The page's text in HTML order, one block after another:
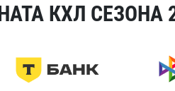
КХЛ СЕЗОНА